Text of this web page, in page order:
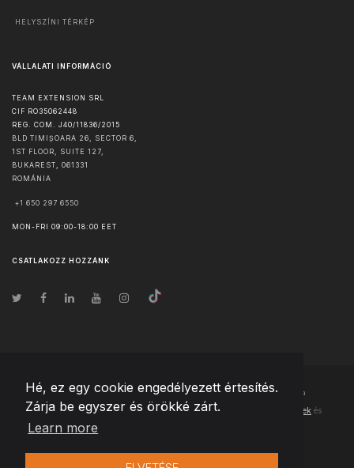
Hé, ez egy cookie engedélyezett értesítés.
Zárja be egyszer és örökké zárt.
Learn more
HELYSZÍNI TÉRKÉP
VÁLLALATI INFORMÁCIÓ
TEAM EXTENSION SRL
CIF RO35062448
REG. COM. J40/11836/2015
BLD TIMIȘOARA 26, SECTOR 6,
1ST FLOOR, SUITE 127,
BUKAREST
061331
ROMÁNIA
+1 650 297 6550
MON-FRI 09:00-18:00 EET
CSATLAKOZZ HOZZÁNK
© Szerzői jog2026 Team Extension Hungary- Minden jog fenntartva
Changelog ● Ezen webhely használatával elfogadja Használati feltételek és